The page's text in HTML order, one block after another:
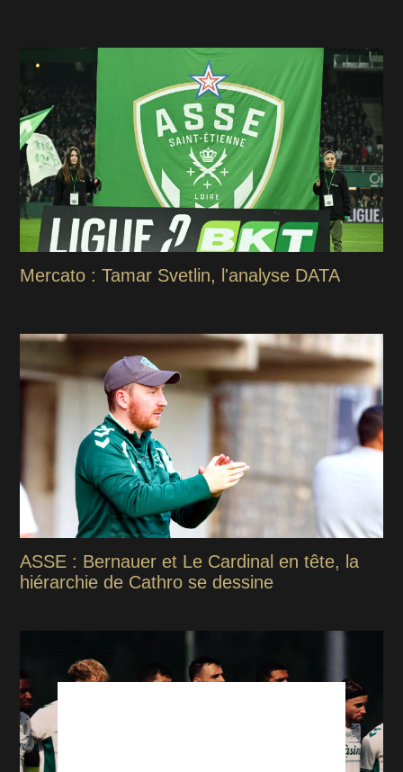
Mercato : Tamar Svetlin, l'analyse DATA
ASSE : Bernauer et Le Cardinal en tête, la
hiérarchie de Cathro se dessine